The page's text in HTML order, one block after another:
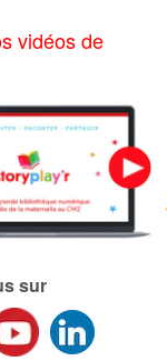
vidéos de
sur